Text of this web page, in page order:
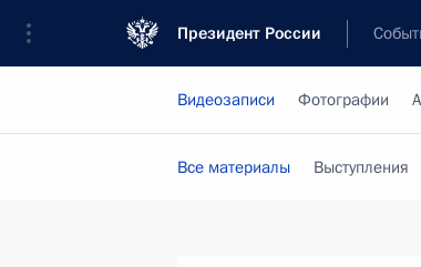
Президент России
Видеозаписи Фотографии
Все материалы Выступления